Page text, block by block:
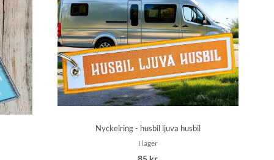
Nyckelring - husbil ljuva husbil
I lager